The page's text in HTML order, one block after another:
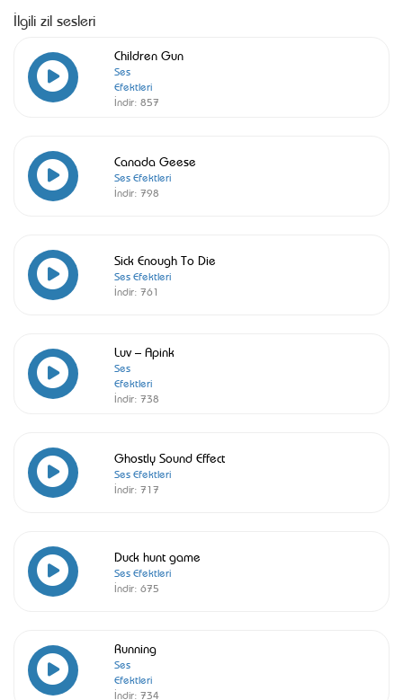
İlgili zil sesleri
Children Gun
Ses
Efektleri
İndir: 857
Canada Geese
Ses Efektleri
İndir: 798
Sick Enough To Die
Ses Efektleri
İndir: 761
Luv – Apink
Ses
Efektleri
İndir: 738
Ghostly Sound Effect
Ses Efektleri
İndir: 717
Duck hunt game
Ses Efektleri
İndir: 675
Running
Ses
Efektleri
İndir: 734